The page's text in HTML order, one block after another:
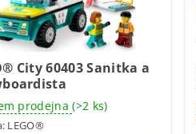
City 60403 Sanitka a
prodejna(>2 ks)
LEGO®